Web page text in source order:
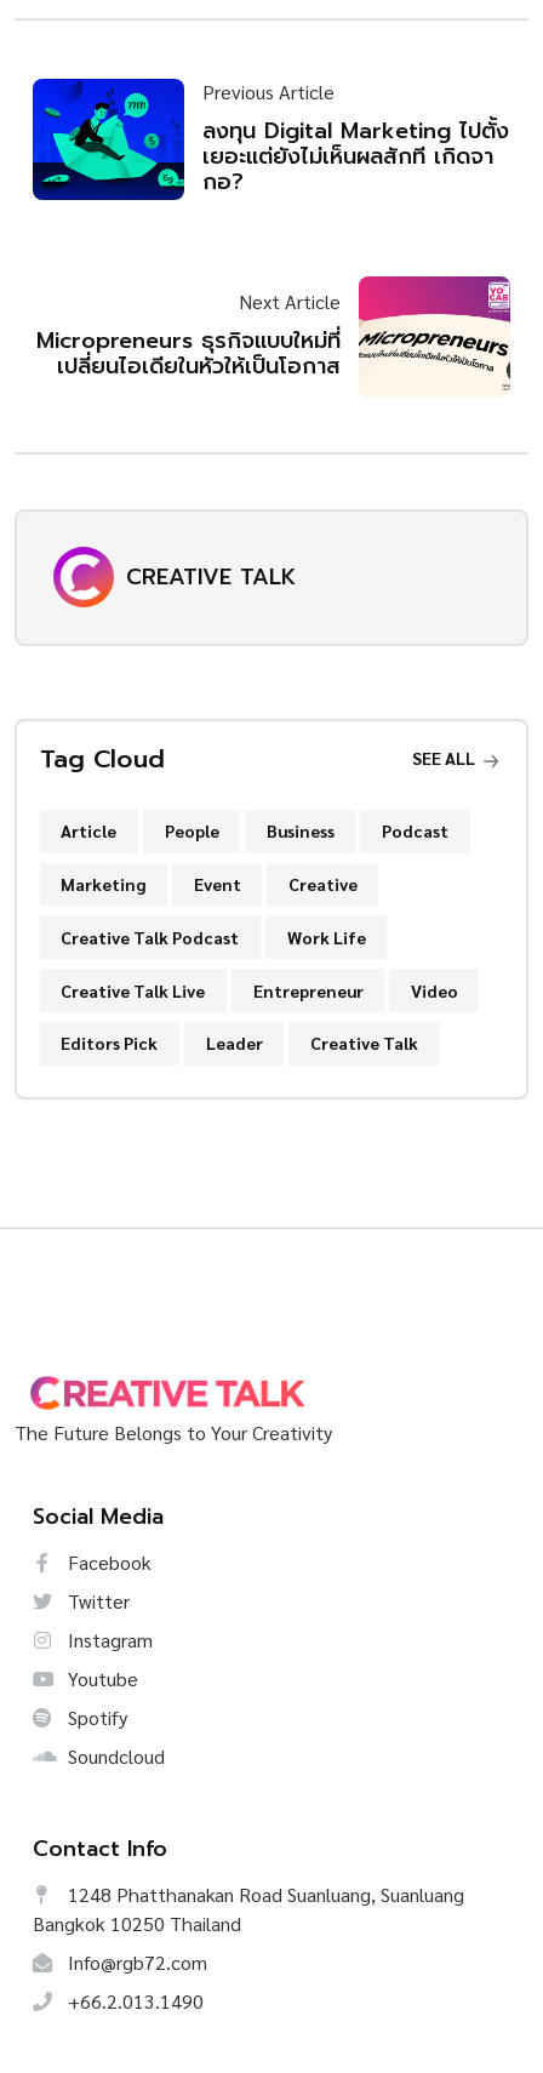
Previous Article
ลงทุน Digital Marketing ไปตั้ง
เยอะแต่ยังไม่เห็นผลสักที เกิดจา
กอ?
Next Article
Micropreneurs ธุรกิจแบบใหม่ที่
เปลี่ยนไอเดียในหัวให้เป็นโอกาส
CREATIVE TALK
Tag Cloud SEE ALL
Article People Business Podcast
Marketing Event Creative
Creative Talk Podcast Work Life
Creative Talk Live Entrepreneur Video
Editors Pick Leader Creative Talk
The Future Belongs to Your Creativity
Social Media
Facebook
Twitter
Instagram
Youtube
Spotify
Soundcloud
Contact Info
1248 Phatthanakan Road Suanluang, Suanluang
Bangkok 10250 Thailand
Info@rgb72.com
+66.2.013.1490